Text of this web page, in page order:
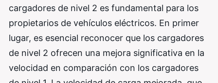
cargadores de nivel 2 es fundamental para los
propietarios de vehículos eléctricos. En primer
lugar, es esencial reconocer que los cargadores
de nivel 2 ofrecen una mejora significativa en la
velocidad en comparación con los cargadores